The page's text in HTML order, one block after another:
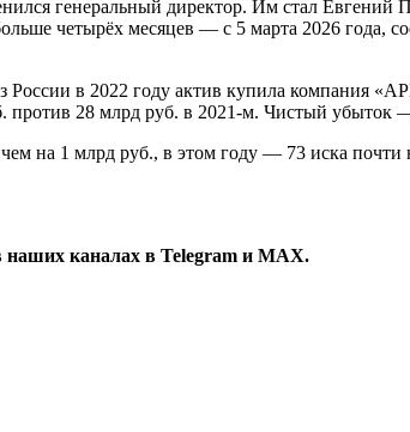
генеральный директор. Им стал Евгений
четырёх месяцев — с 5 марта 2026 года,
в 2022 году актив купила компания
против 28 млрд руб. в 2021-м. Чистый убыток
на 1 млрд руб., в этом году — 73 иска
наших каналах в Telegram и MAX.